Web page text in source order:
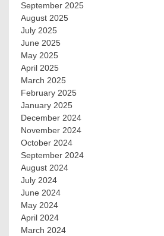
September 2025
August 2025
July 2025
June 2025
May 2025
April 2025
March 2025
February 2025
January 2025
December 2024
November 2024
October 2024
September 2024
August 2024
July 2024
June 2024
May 2024
April 2024
March 2024